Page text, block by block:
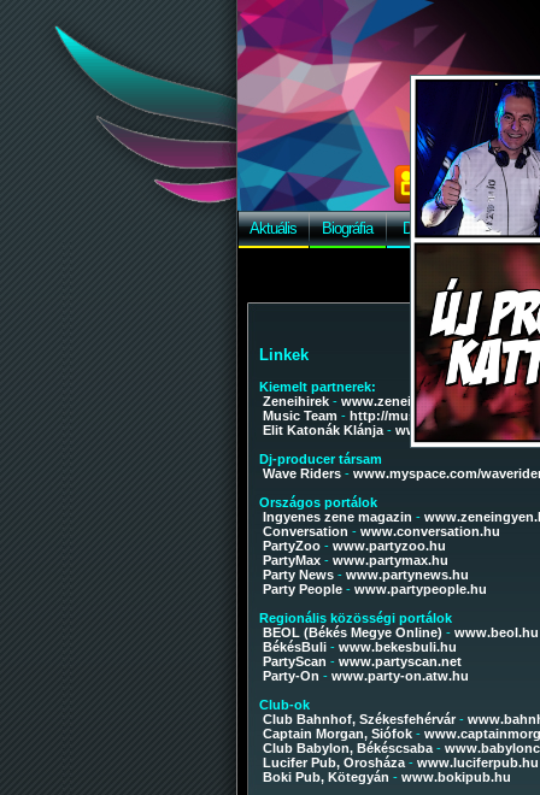
Aktuális Biográfia Discográfia Képek
Linkek
Kiemelt partnerek:
Zeneihirek - www.zeneihirek.hu
Music Team - http://musicteam.cc
Elit Katonák Klánja - www.elitkatonak.eu
Dj-producer társam
Wave Riders - www.myspace.com/
Országos portálok
Ingyenes zene magazin -
Conversation - www.conversation.hu
PartyZoo - www.partyzoo.hu
PartyMax - www.partymax.hu
Party News - www.partynews.hu
Party People - www.partypeople.hu
Regionális közösségi portálok
BEOL (Békés Megye Online) - www.beol.hu
BékésBuli - www.bekesbuli.hu
PartyScan - www.partyscan.net
Party-On - www.party-on.atw.hu
Club-ok
Club Bahnhof, Székesfehérvár -
Captain Morgan, Siófok -
Club Babylon, Békéscsaba -
Lucifer Pub, Orosháza - www.luciferpub.hu
Boki Pub, Kötegyán - www.bokipub.hu